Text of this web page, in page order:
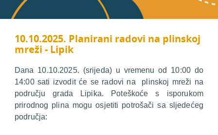
10.10.2025. Planirani radovi na plinskoj
mreži - Lipik
Dana 10.10.2025. (srijeda) u vremenu od 10:00 do
14:00 sati izvodit će se radovi na plinskoj mreži na
području grada Lipika. Poteškoće s isporukom
prirodnog plina mogu osjetiti potrošači sa sljedećeg
područja: